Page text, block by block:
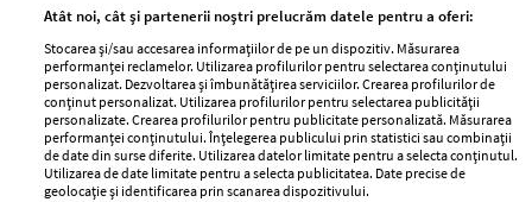
+ MAI MULTE
Atât noi, cât și partenerii noștri prelucrăm datele pentru a oferi:
Stocarea și/sau accesarea informațiilor de pe un dispozitiv. Măsurarea
performanței reclamelor. Utilizarea profilurilor pentru selectarea conținutului
personalizat. Dezvoltarea și îmbunătățirea serviciilor. Crearea profilurilor de
conținut personalizat. Utilizarea profilurilor pentru selectarea publicității
personalizate. Crearea profilurilor pentru publicitate personalizată. Măsurarea
performanței conținutului. Înțelegerea publicului prin statistici sau combinații
de date din surse diferite. Utilizarea datelor limitate pentru a selecta conținutul.
Utilizarea de date limitate pentru a selecta publicitatea. Date precise de
geolocație și identificarea prin scanarea dispozitivului.